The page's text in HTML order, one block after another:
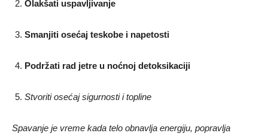
Olakšati uspavljivanje
Smanjiti osećaj teskobe i napetosti
Podržati rad jetre u noćnoj detoksikaciji
Stvoriti osećaj sigurnosti i topline
Spavanje je vreme kada telo obnavlja energiju, popravlja